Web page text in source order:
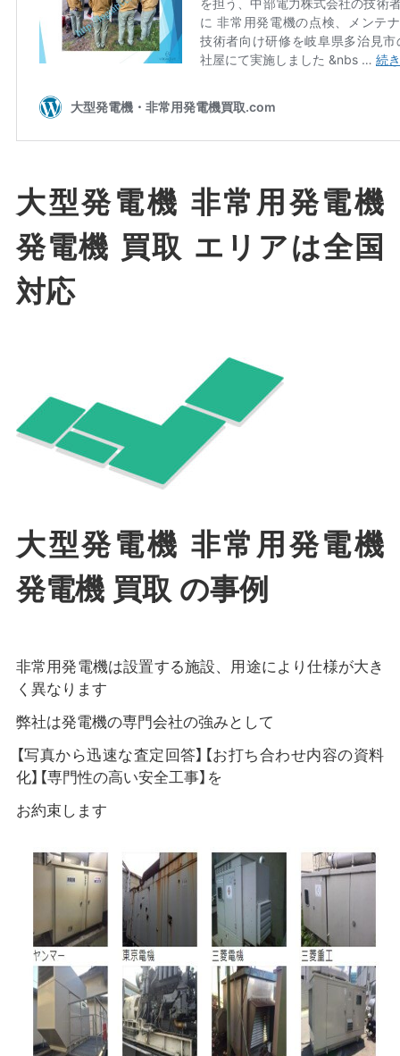
大型発電機 非常用発電機
発電機 買取 エリアは全国
対応
大型発電機 非常用発電機
発電機 買取 の事例
非常用発電機は設置する施設、用途により仕様が大き
く異なります
弊社は発電機の専門会社の強みとして
【写真から迅速な査定回答】【お打ち合わせ内容の資料
化】【専門性の高い安全工事】を
お約束します